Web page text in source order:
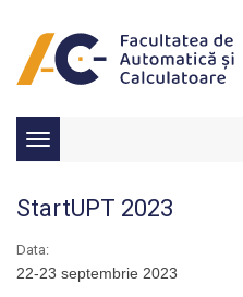
Toggle
navigation
StartUPT 2023
Data:
22-23 septembrie 2023